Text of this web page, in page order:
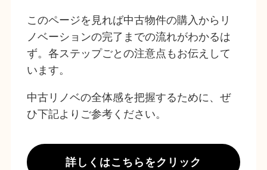
このページを見れば中古物件の購入からリ
ノベーションの完了までの流れがわかるは
ず。各ステップごとの注意点もお伝えして
います。
中古リノベの全体感を把握するために、ぜ
ひ下記よりご参考ください。
詳しくはこちらをクリック